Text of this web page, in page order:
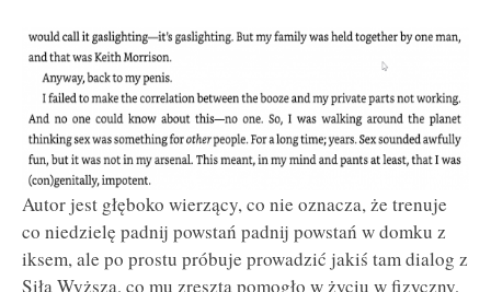
Autor jest głęboko wierzący, co nie oznacza, że trenuje
co niedzielę padnij powstań padnij powstań w domku z
iksem, ale po prostu próbuje prowadzić jakiś tam dialog z
Siłą Wyższą, co mu zresztą pomogło w życiu w fizyczny,